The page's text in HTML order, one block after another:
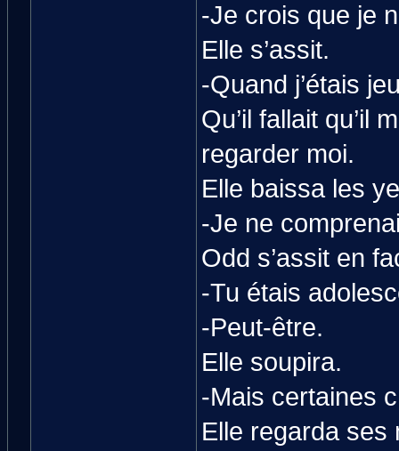
-Je crois que je
Elle s’assit.
-Quand j’étais
Qu’il fallait qu’il
regarder moi.
Elle baissa les
-Je ne
Odd s’assit en
-Tu étais
-Peut-être.
Elle soupira.
-Mais certaines
Elle regarda ses